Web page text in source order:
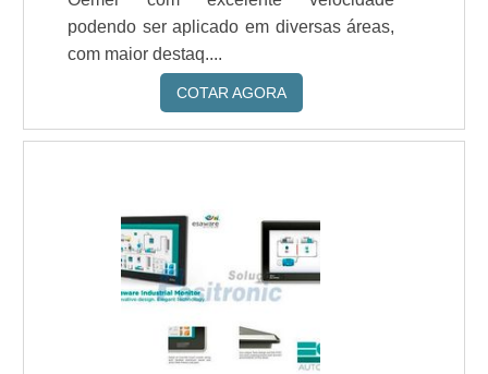
podendo ser aplicado em diversas áreas,
com maior destaq....
COTAR AGORA